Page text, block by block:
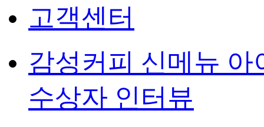
고객센터
감성커피 신메뉴
수상자 인터뷰